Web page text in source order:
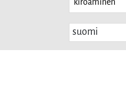
suomi